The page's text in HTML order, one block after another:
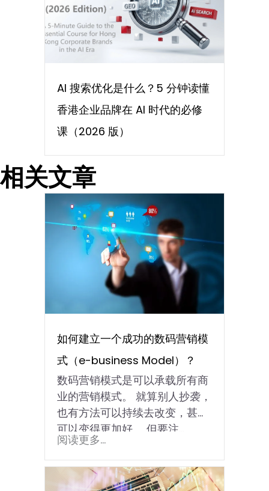
AI 搜索优化是什么？5 分钟读懂
香港企业品牌在 AI 时代的必修
课（2026 版）
相关文章
如何建立一个成功的数码营销模
式（e-business Model）？
数码营销模式是可以承载所有商
业的营销模式。 就算别人抄袭，
也有方法可以持续去改变，甚至
可以变得更加好。 但要注...
阅读更多...